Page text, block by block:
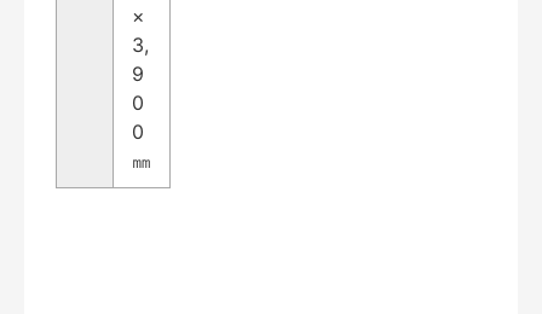
×
3,
9
0
0
㎜